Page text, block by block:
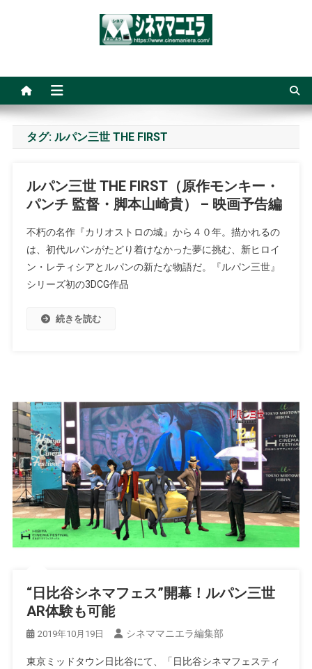
タグ: ルパン三世 THE FIRST
ルパン三世 THE FIRST（原作モンキー・
パンチ 監督・脚本山崎貴） – 映画予告編
不朽の名作『カリオストロの城』から４０年。描かれるの
は、初代ルパンがたどり着けなかった夢に挑む、新ヒロイ
ン・レティシアとルパンの新たな物語だ。『ルパン三世』
シリーズ初の3DCG作品
続きを読む
“日比谷シネマフェス”開幕！ルパン三世
AR体験も可能
2019年10月19日 シネママニエラ編集部
東京ミッドタウン日比谷にて、「日比谷シネマフェスティ